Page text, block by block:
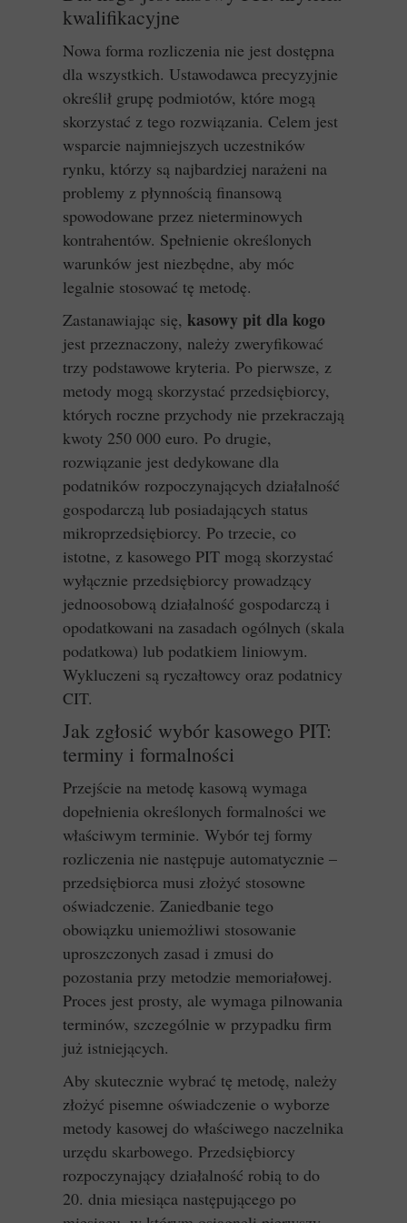
kwalifikacyjne
Nowa forma rozliczenia nie jest dostępna
dla wszystkich. Ustawodawca precyzyjnie
określił grupę podmiotów, które mogą
skorzystać z tego rozwiązania. Celem jest
wsparcie najmniejszych uczestników
rynku, którzy są najbardziej narażeni na
problemy z płynnością finansową
spowodowane przez nieterminowych
kontrahentów. Spełnienie określonych
warunków jest niezbędne, aby móc
legalnie stosować tę metodę.
Zastanawiając się, kasowy pit dla kogo
jest przeznaczony, należy zweryfikować
trzy podstawowe kryteria. Po pierwsze, z
metody mogą skorzystać przedsiębiorcy,
których roczne przychody nie przekraczają
kwoty 250 000 euro. Po drugie,
rozwiązanie jest dedykowane dla
podatników rozpoczynających działalność
gospodarczą lub posiadających status
mikroprzedsiębiorcy. Po trzecie, co
istotne, z kasowego PIT mogą skorzystać
wyłącznie przedsiębiorcy prowadzący
jednoosobową działalność gospodarczą i
opodatkowani na zasadach ogólnych (skala
podatkowa) lub podatkiem liniowym.
Wykluczeni są ryczałtowcy oraz podatnicy
CIT.
Jak zgłosić wybór kasowego PIT:
terminy i formalności
Przejście na metodę kasową wymaga
dopełnienia określonych formalności we
właściwym terminie. Wybór tej formy
rozliczenia nie następuje automatycznie –
przedsiębiorca musi złożyć stosowne
oświadczenie. Zaniedbanie tego
obowiązku uniemożliwi stosowanie
uproszczonych zasad i zmusi do
pozostania przy metodzie memoriałowej.
Proces jest prosty, ale wymaga pilnowania
terminów, szczególnie w przypadku firm
już istniejących.
Aby skutecznie wybrać tę metodę, należy
złożyć pisemne oświadczenie o wyborze
metody kasowej do właściwego naczelnika
urzędu skarbowego. Przedsiębiorcy
rozpoczynający działalność robią to do
20. dnia miesiąca następującego po